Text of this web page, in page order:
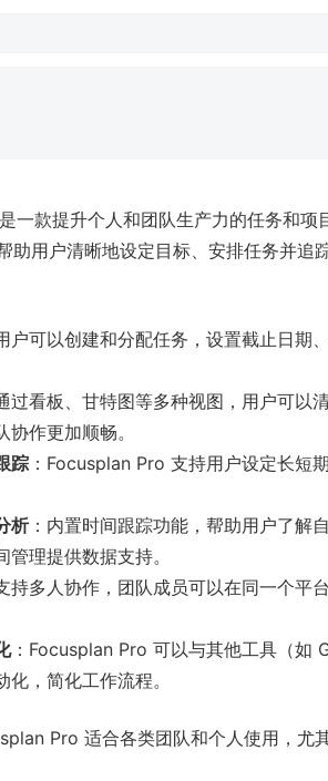
是一款提升个人和团队生产力的任务和
助用户清晰地设定目标、安排任务并
户可以创建和分配任务，设置截止日期
过看板、甘特图等多种视图，用户可以
协作更加顺畅。
踪 ：Focusplan Pro 支持用户设定长短
析：内置时间跟踪功能，帮助用户了解
管理提供数据支持。
持多人协作，团队成员可以在同一个平
：Focusplan Pro 可以与其他工具（如
化，简化工作流程。
Pro 适合各类团队和个人使用，尤